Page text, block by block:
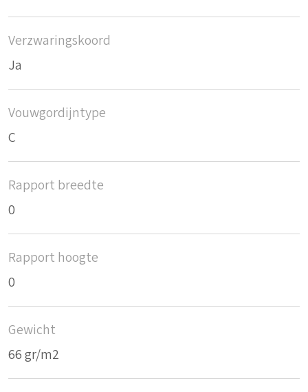
Verzwaringskoord
Ja
Vouwgordijntype
C
Rapport breedte
0
Rapport hoogte
0
Gewicht
66 gr/m2